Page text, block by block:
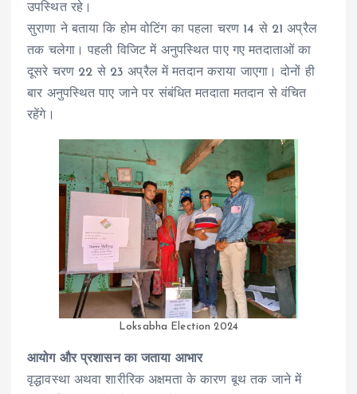
उपस्थित रहे।
सुराणा ने बताया कि होम वोटिंग का पहला चरण 14 से 21 अप्रैल
तक चलेगा। पहली विजिट में अनुपस्थित पाए गए मतदाताओं का
दूसरे चरण 22 से 23 अप्रैल में मतदान कराया जाएगा। दोनों ही
बार अनुपस्थित पाए जाने पर संबंधित मतदाता मतदान से वंचित
रहेंगे।
Loksabha Election 2024
आयोग और प्रशासन का जताया आभार
वृद्धावस्था अथवा शारीरिक अक्षमता के कारण बूथ तक जाने में